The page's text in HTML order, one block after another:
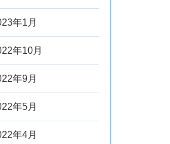
年1月
年10月
年9月
年5月
年4月